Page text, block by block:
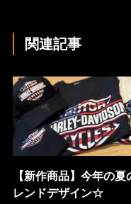
関連記事
【新作商品】今年の夏
レンドデザイン☆